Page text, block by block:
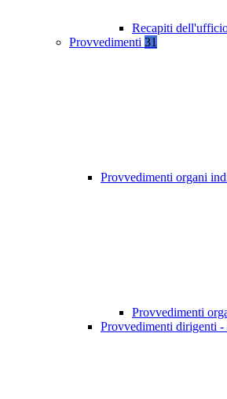
Recapiti
Provvedimenti 31
Provvedimenti organi
Provvedimenti
Provvedimenti dirigenti -